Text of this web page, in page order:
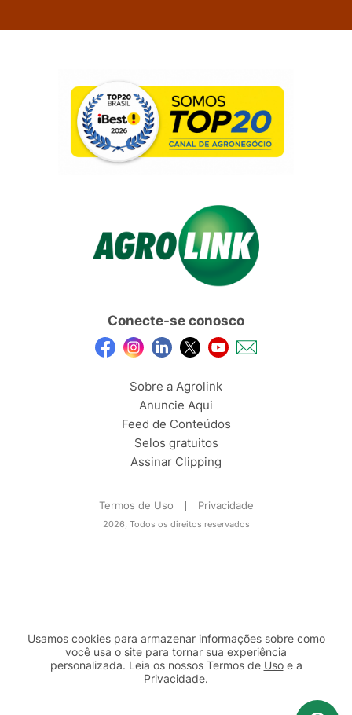
Conecte-se conosco
Sobre a Agrolink
Anuncie Aqui
Feed de Conteúdos
Selos gratuitos
Assinar Clipping
Termos de Uso Privacidade
2026, Todos os direitos reservados
Usamos cookies para armazenar informações sobre como
você usa o site para tornar sua experiência
personalizada. Leia os nossos Termos de Usoe a
Privacidade.